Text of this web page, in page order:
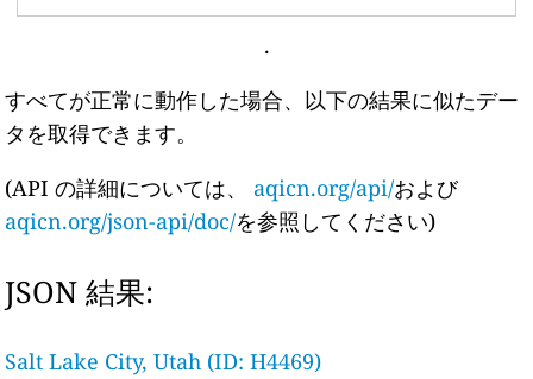
.
すべてが正常に動作した場合、以下の結果に似たデー
タを取得できます。
(API の詳細については、 aqicn.org/api/および
aqicn.org/json-api/doc/を参照してください)
JSON 結果:
Salt Lake City, Utah (ID: H4469)